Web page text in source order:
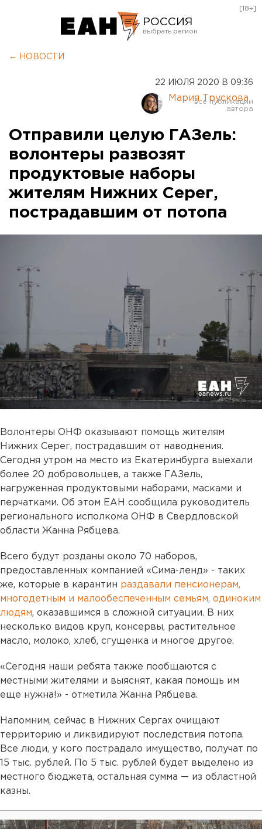
РОССИЯ
Курган
Оренбург
[18+]
← НОВОСТИ
22 ИЮЛЯ 2020 В 09:36
Мария Трускова
Отправили целую ГАЗель:
волонтеры развозят
продуктовые наборы
жителям Нижних Серег,
пострадавшим от потопа
Волонтеры ОНФ оказывают помощь жителям
Нижних Серег, пострадавшим от наводнения.
Сегодня утром на место из Екатеринбурга выехали
более 20 добровольцев, а также ГАЗель,
нагруженная продуктовыми наборами, масками и
перчатками. Об этом ЕАН сообщила руководитель
регионального исполкома ОНФ в Свердловской
области Жанна Рябцева.
Всего будут розданы около 70 наборов,
предоставленных компанией «Сима-ленд» - таких
же, которые в карантин раздавали пенсионерам,
многодетным и малообеспеченным семьям, одиноким
людям, оказавшимся в сложной ситуации. В них
несколько видов круп, консервы, растительное
масло, молоко, хлеб, сгущенка и многое другое.
«Сегодня наши ребята также пообщаются с
местными жителями и выяснят, какая помощь им
еще нужна!» - отметила Жанна Рябцева.
Напомним, сейчас в Нижних Сергах очищают
территорию и ликвидируют последствия потопа.
Все люди, у кого пострадало имущество, получат по
15 тыс. рублей. По 5 тыс. рублей будет выделено из
местного бюджета, остальная сумма — из областной
казны.